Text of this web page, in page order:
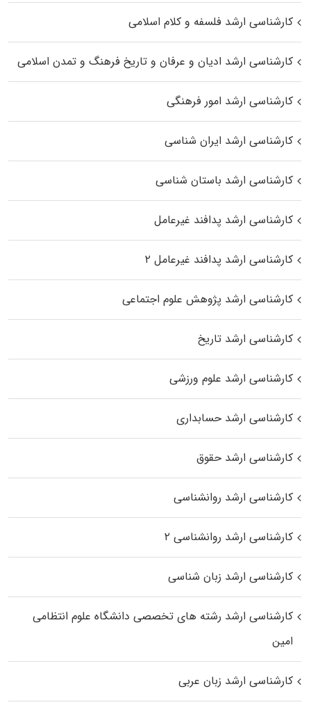
کارشناسی ارشد فلسفه و کلام اسلامی
کارشناسی ارشد ادیان و عرفان و تاریخ فرهنگ و تمدن اسلامی
کارشناسی ارشد امور فرهنگی
کارشناسی ارشد ایران شناسی
کارشناسی ارشد باستان شناسی
کارشناسی ارشد پدافند غیرعامل
کارشناسی ارشد پدافند غیرعامل ۲
کارشناسی ارشد پژوهش علوم اجتماعی
کارشناسی ارشد تاریخ
کارشناسی ارشد علوم ورزشی
کارشناسی ارشد حسابداری
کارشناسی ارشد حقوق
کارشناسی ارشد روانشناسی
کارشناسی ارشد روانشناسی ۲
کارشناسی ارشد زبان شناسی
کارشناسی ارشد رﺷﺘﻪ ﻫﺎی تخصصی داﻧﺸﮕﺎه ﻋﻠﻮم انتظامی
اﻣﻴﻦ
کارشناسی ارشد زبان عربی